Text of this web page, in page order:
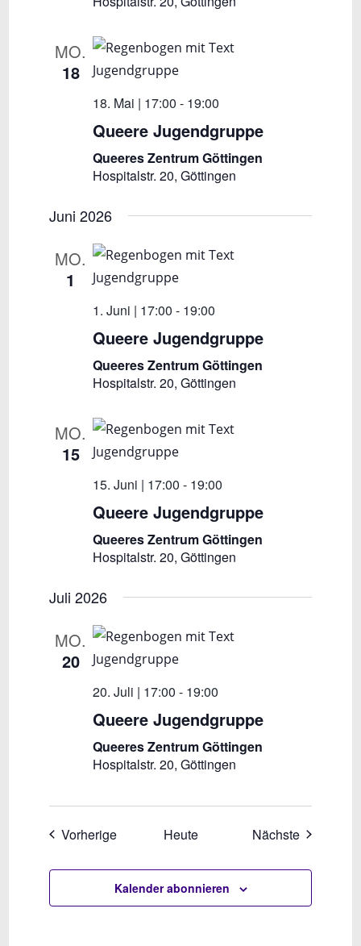
MO.
18
18. Mai | 17:00 - 19:00
Queere Jugendgruppe
Queeres Zentrum Göttingen
Hospitalstr. 20, Göttingen
Juni 2026
MO.
1
1. Juni | 17:00 - 19:00
Queere Jugendgruppe
Queeres Zentrum Göttingen
Hospitalstr. 20, Göttingen
MO.
15
15. Juni | 17:00 - 19:00
Queere Jugendgruppe
Queeres Zentrum Göttingen
Hospitalstr. 20, Göttingen
Juli 2026
MO.
20
20. Juli | 17:00 - 19:00
Queere Jugendgruppe
Queeres Zentrum Göttingen
Hospitalstr. 20, Göttingen
VorherigeVeranstaltungen
Heute Nächste
Kalender abonnieren